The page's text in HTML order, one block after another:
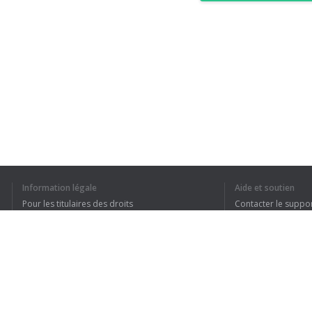
Information légale
Pour les titulaires des droits
Aide et soutien
Contacter le